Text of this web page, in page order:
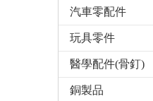
汽車零配件
玩具零件
醫學配件(骨釘)
銅製品